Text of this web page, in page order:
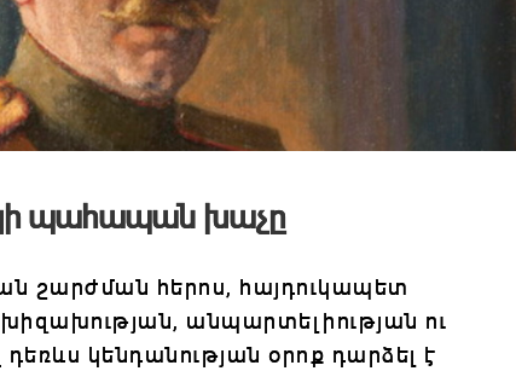
պահապան խաչը
շարժման հերոս, հայդուկապետ
անպարտելիության ու
կենդանության օրոք դարձել է